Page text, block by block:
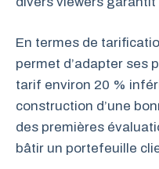
En termes de
permet d’adapter ses
tarif environ 20 %
construction d’une
des premières
bâtir un portefeuille